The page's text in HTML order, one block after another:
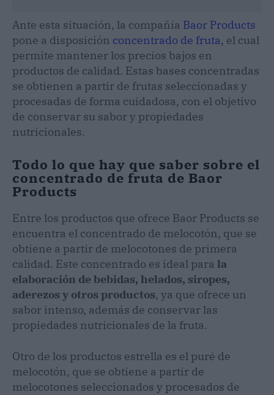
Ante esta situación, la compañía Baor Products
pone a disposición concentrado de fruta, el cual
permite mantener los precios bajos en
productos de calidad. Estas bases concentradas
se obtienen a partir de frutas seleccionadas y
procesadas de forma cuidadosa, con el objetivo
de conservar su sabor y propiedades
nutricionales.
Todo lo que hay que saber sobre el
concentrado de fruta de Baor
Products
Entre los productos que ofrece Baor Products se
encuentra el concentrado de melocotón, que se
obtiene a partir de melocotones de primera
calidad. Este concentrado es ideal para la
elaboración de bebidas, helados, siropes,
aderezos y otros productos, ya que ofrece un
sabor intenso, además de conservar las
propiedades nutricionales de la fruta.
Otro de los productos estrella es el puré de
melocotón, que se obtiene a partir de
melocotones seleccionados y procesados de